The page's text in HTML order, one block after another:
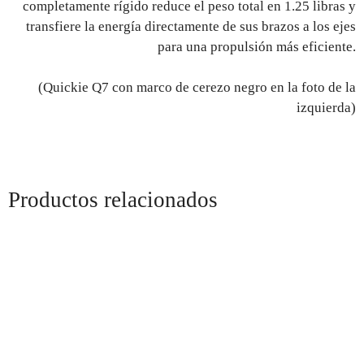
completamente rígido reduce el peso total en 1.25 libras y
transfiere la energía directamente de sus brazos a los ejes
para una propulsión más eficiente.
(Quickie Q7 con marco de cerezo negro en la foto de la
izquierda)
Productos relacionados